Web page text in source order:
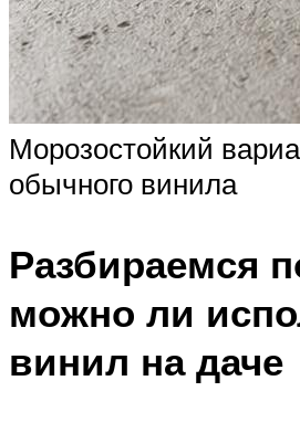
Морозостойкий
обычного винила
Разбираемся
можно ли
винил на даче